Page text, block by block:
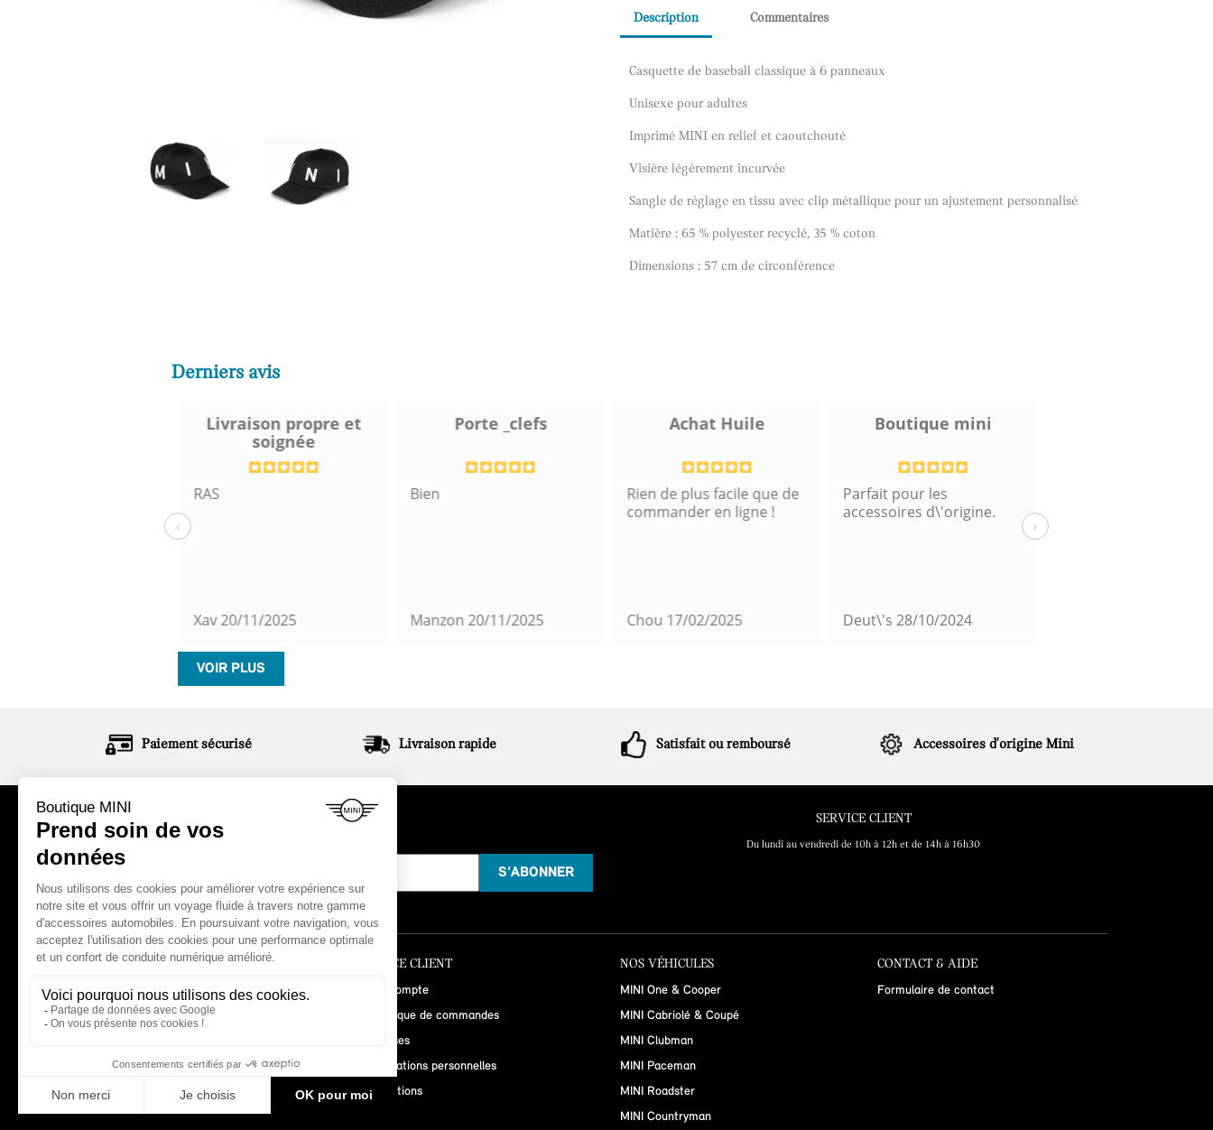
Description Commentaires
Casquette de baseball classique à 6 panneaux
Unisexe pour adultes
Imprimé MINI en relief et caoutchouté
Visière légèrement incurvée
Sangle de réglage en tissu avec clip métallique pour un ajustement personnalisé
Matière : 65 % polyester recyclé, 35 % coton
Dimensions : 57 cm de circonférence
Derniers avis
Livraison propre et
soignée
RAS
Xav 20/11/2025
Porte _clefs
Bien
Manzon 20/11/2025
Achat Huile
Rien de plus facile que de
commander en ligne !
Chou 17/02/2025
Boutique mini
Parfait pour les
accessoires d\'origine.
Deut\'s 28/10/2024
‹ ›
VOIR PLUS
Paiement sécurisé Livraison rapide Satisfait ou remboursé Accessoires d'origine Mini
ABONNEZ-VOUS À NOTRE NEWSLETTER SERVICE CLIENT
Du lundi au vendredi de 10h à 12h et de 14h à 16h30
LA BOUTIQUE
Comment commander ?
Garanties MINI
Conditions de vente
ESPACE CLIENT
Mon compte
Historique de commandes
Adresses
Informations personnelles
Promotions
NOS VÉHICULES
MINI One & Cooper
MINI Cabriolé & Coupé
MINI Clubman
MINI Paceman
MINI Roadster
MINI Countryman
CONTACT & AIDE
Formulaire de contact